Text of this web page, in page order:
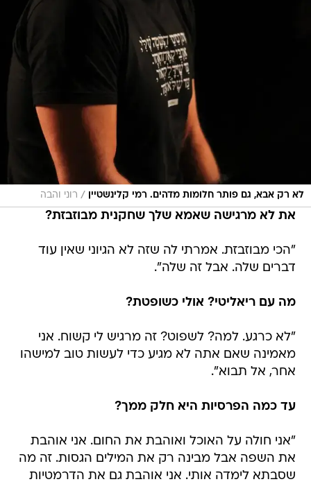
לא רק אבא, גם פותר חלומות מדהים. רמי קלינשטיין / רוני והבה
את לא מרגישה שאמא שלך שחקנית מבוזבזת?
"הכי מבוזבזת. אמרתי לה שזה לא הגיוני שאין עוד
דברים שלה. אבל זה שלה".
מה עם ריאליטי? אולי כשופטת?
"לא כרגע. למה? לשפוט? זה מרגיש לי קשוח. אני
מאמינה שאם אתה לא מגיע כדי לעשות טוב למישהו
אחר, אל תבוא".
עד כמה הפרסיות היא חלק ממך?
"אני חולה על האוכל ואוהבת את החום. אני אוהבת
את השפה אבל מבינה רק את המילים הגסות. זה מה
שסבתא לימדה אותי. אני אוהבת גם את הדרמטיות